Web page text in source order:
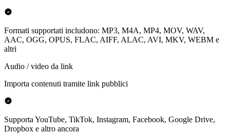
Formati supportati includono: MP3, M4A, MP4, MOV, WAV,
AAC, OGG, OPUS, FLAC, AIFF, ALAC, AVI, MKV, WEBM e
altri
Audio / video da link
Importa contenuti tramite link pubblici
Supporta YouTube, TikTok, Instagram, Facebook, Google Drive,
Dropbox e altro ancora